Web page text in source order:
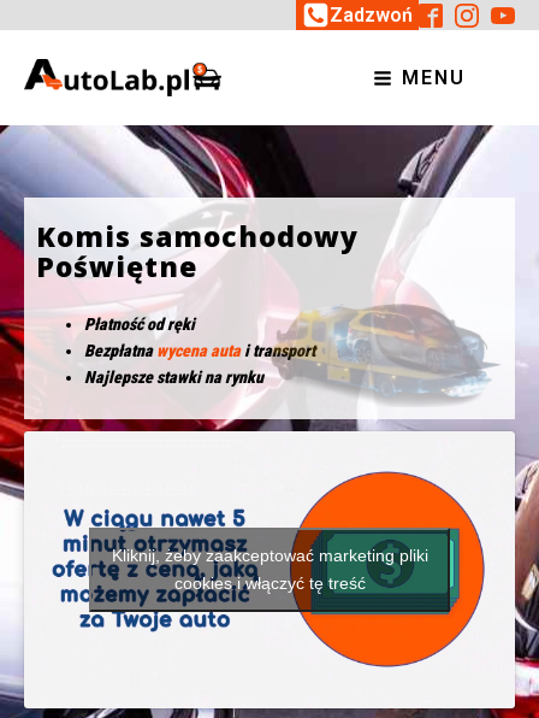
Zadzwoń
MENU
Komis samochodowy
Poświętne
Płatność od ręki
Bezpłatnawycena autai transport
Najlepsze stawki na rynku
Kliknij, żeby zaakceptować marketing pliki
cookies i włączyć tę treść